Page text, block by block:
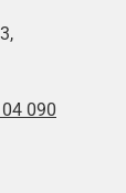
090